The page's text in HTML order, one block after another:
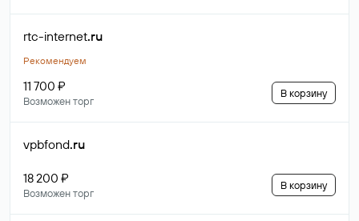
rtc-internet.ru
Рекомендуем
11 700 ₽
Возможен торг
В корзину
vpbfond.ru
18 200 ₽
Возможен торг
В корзину